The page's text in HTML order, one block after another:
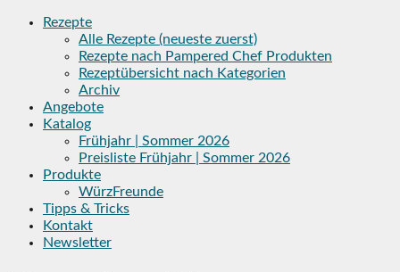
Skip
Rezepte
Alle Rezepte (neueste zuerst)
Rezepte nach Pampered Chef Produkten
Rezeptübersicht nach Kategorien
Archiv
Angebote
Katalog
Frühjahr | Sommer 2026
Preisliste Frühjahr | Sommer 2026
Produkte
WürzFreunde
Tipps & Tricks
Kontakt
Newsletter